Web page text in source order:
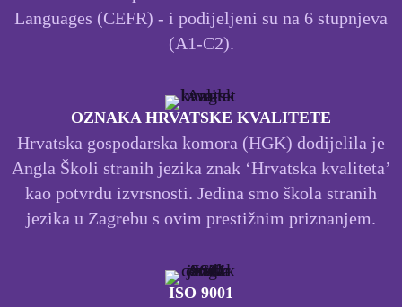
Languages (CEFR) - i podijeljeni su na 6 stupnjeva
(A1-C2).
OZNAKA HRVATSKE KVALITETE
Hrvatska gospodarska komora (HGK) dodijelila je
Angla Školi stranih jezika znak ‘Hrvatska kvaliteta’
kao potvrdu izvrsnosti. Jedina smo škola stranih
jezika u Zagrebu s ovim prestižnim priznanjem.
ISO 9001